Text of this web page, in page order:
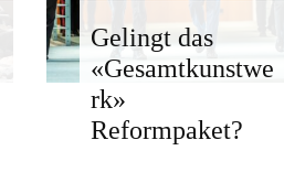
Gelingt das
«Gesamtkunstwe
rk»
Reformpaket?